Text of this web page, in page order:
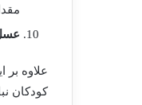
علاوه